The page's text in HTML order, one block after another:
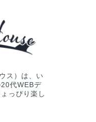
ス）は、い
代WEBデ
っぴり楽し